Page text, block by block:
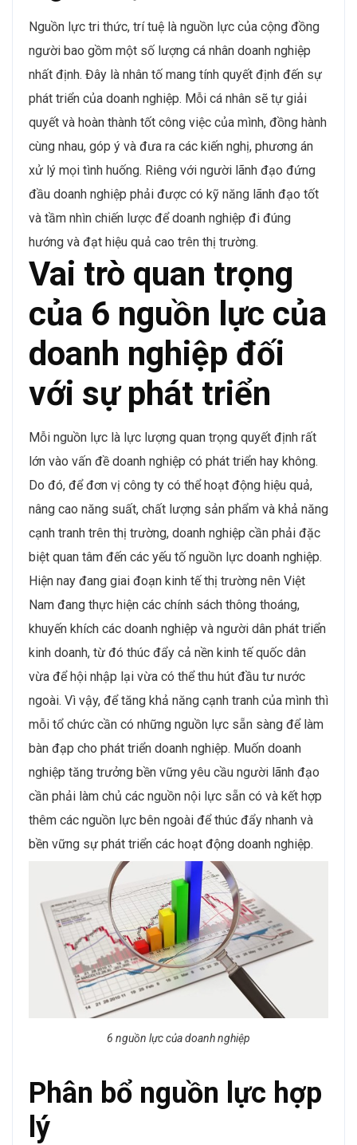
Nguồn lực tri thức, trí tuệ là nguồn lực của cộng đồng
người bao gồm một số lượng cá nhân doanh nghiệp
nhất định. Đây là nhân tố mang tính quyết định đến sự
phát triển của doanh nghiệp. Mỗi cá nhân sẽ tự giải
quyết và hoàn thành tốt công việc của mình, đồng hành
cùng nhau, góp ý và đưa ra các kiến nghị, phương án
xử lý mọi tình huống. Riêng với người lãnh đạo đứng
đầu doanh nghiệp phải được có kỹ năng lãnh đạo tốt
và tầm nhìn chiến lược để doanh nghiệp đi đúng
hướng và đạt hiệu quả cao trên thị trường.
Vai trò quan trọng
của 6 nguồn lực của
doanh nghiệp đối
với sự phát triển
Mỗi nguồn lực là lực lượng quan trọng quyết định rất
lớn vào vấn đề doanh nghiệp có phát triển hay không.
Do đó, để đơn vị công ty có thể hoạt động hiệu quả,
nâng cao năng suất, chất lượng sản phẩm và khả năng
cạnh tranh trên thị trường, doanh nghiệp cần phải đặc
biệt quan tâm đến các yếu tố nguồn lực doanh nghiệp.
Hiện nay đang giai đoạn kinh tế thị trường nên Việt
Nam đang thực hiện các chính sách thông thoáng,
khuyến khích các doanh nghiệp và người dân phát triển
kinh doanh, từ đó thúc đẩy cả nền kinh tế quốc dân
vừa để hội nhập lại vừa có thể thu hút đầu tư nước
ngoài. Vì vậy, để tăng khả năng cạnh tranh của mình thì
mỗi tổ chức cần có những nguồn lực sẵn sàng để làm
bàn đạp cho phát triển doanh nghiệp. Muốn doanh
nghiệp tăng trưởng bền vững yêu cầu người lãnh đạo
cần phải làm chủ các nguồn nội lực sẵn có và kết hợp
thêm các nguồn lực bên ngoài để thúc đẩy nhanh và
bền vững sự phát triển các hoạt động doanh nghiệp.
6 nguồn lực của doanh nghiệp
Phân bổ nguồn lực hợp
lý